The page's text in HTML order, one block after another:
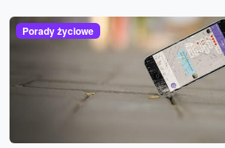
Porady życiowe